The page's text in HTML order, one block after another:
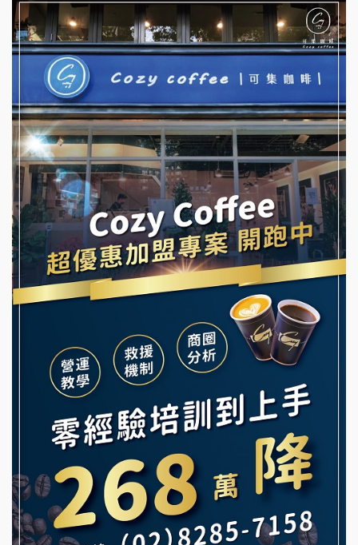
彭富貴加盟說明會
NU PASTA義大利麵加盟說明會
潮鍋癮加盟說明會
蓁伙烤倆吃加盟說明會
霏等茶加盟說明會
早安山丘加盟說明會
冰封仙果加盟說明會
Ramble Café 漫步藍咖啡加盟說明會
微風亭鐵板燒加盟說明會
鮮茶道加盟說明會
【曉妍美妝】誠徵行政櫃檯
自助洗衣店誠徵代洗收送人員(台中市)
MUSHEN徵SPA美容芳療師
日十。早午食加盟說明會
杜芳子古味茶鋪加盟說明會
優握握×酸奶大獅加盟說明會
冬城門加盟說明會
拾鑶火鍋加盟說明會
阿性情趣無人販售所加盟明會
龍涎居好湯加盟說明會
舒油頭加盟說明會
韓金量加盟說明會
Mr.Wish加盟說明會
白鬍泡泡 BOHO POPO加盟說明會
雞咕雞咕加盟說明會
TEA TOP加盟說明會
珍好味臭臭鍋加盟說明會